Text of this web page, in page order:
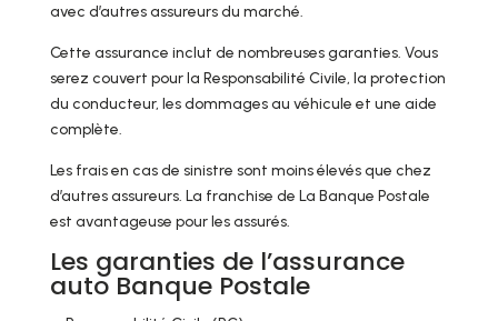
avec d’autres assureurs du marché.
Cette assurance inclut de nombreuses garanties. Vous
serez couvert pour la Responsabilité Civile, la protection
du conducteur, les dommages au véhicule et une aide
complète.
Les frais en cas de sinistre sont moins élevés que chez
d’autres assureurs. La franchise de La Banque Postale
est avantageuse pour les assurés.
Les garanties de l’assurance
auto Banque Postale